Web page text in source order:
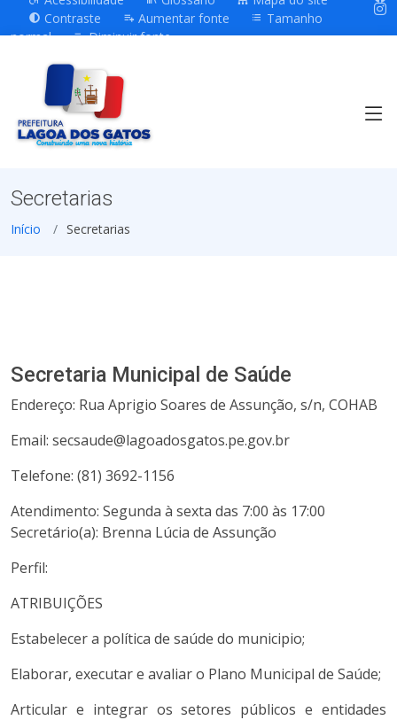
Contraste
Aumentar fonte
Tamanho
normal
Diminuir fonte
Secretarias
Início Secretarias
Secretaria Municipal de Saúde
Endereço: Rua Aprigio Soares de Assunção, s/n, COHAB
Email: secsaude@lagoadosgatos.pe.gov.br
Telefone: (81) 3692-1156
Atendimento: Segunda à sexta das 7:00 às 17:00
Secretário(a): Brenna Lúcia de Assunção
Perfil:
ATRIBUIÇÕES
Estabelecer a política de saúde do municipio;
Elaborar, executar e avaliar o Plano Municipal de Saúde;
Articular e integrar os setores públicos e entidades